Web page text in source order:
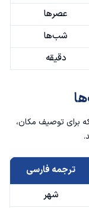
عصرها
شب‌ها
دقیقه
برای توصیف مکان،
ترجمه فارسی
شهر